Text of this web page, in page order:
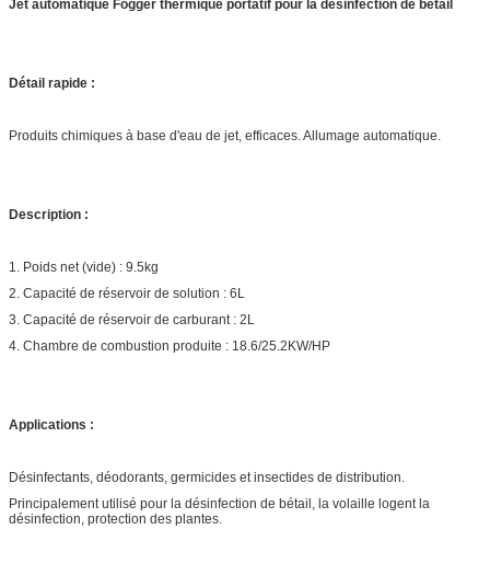
Jet automatique Fogger thermique portatif pour la désinfection de bétail
Détail rapide :
Produits chimiques à base d'eau de jet, efficaces. Allumage automatique.
Description :
1. Poids net (vide) : 9.5kg
2. Capacité de réservoir de solution : 6L
3. Capacité de réservoir de carburant : 2L
4. Chambre de combustion produite : 18.6/25.2KW/HP
Applications :
Désinfectants, déodorants, germicides et insectides de distribution.
Principalement utilisé pour la désinfection de bétail, la volaille logent la
désinfection, protection des plantes.